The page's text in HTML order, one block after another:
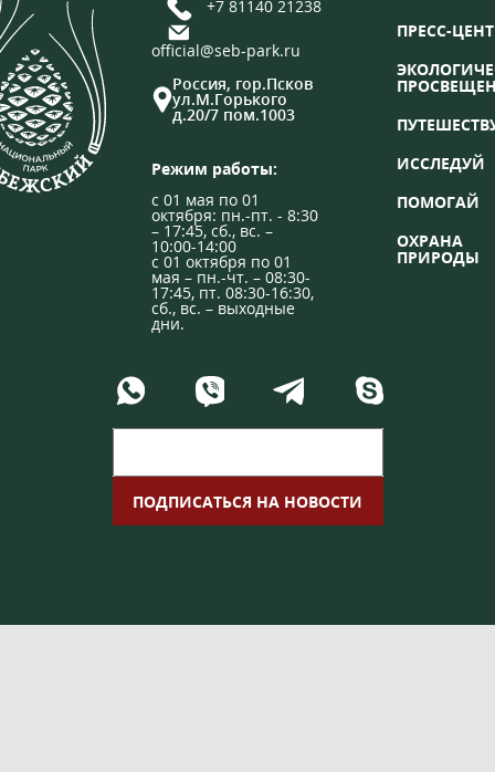
+7 81140 21238
official@seb-park.ru
Россия, гор.Псков
ул.М.Горького
д.20/7 пом.1003
Режим работы:
с 01 мая по 01
октября: пн.-пт. - 8:30
– 17:45, сб., вс. –
10:00-14:00
с 01 октября по 01
мая – пн.-чт. – 08:30-
17:45, пт. 08:30-16:30,
сб., вс. – выходные
дни.
ПРЕСС-
ИССЛЕДУЙ
ПОМОГАЙ
ОХРАНА
ПРИРОДЫ